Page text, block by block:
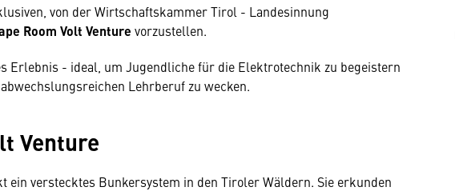
von der Wirtschaftskammer Tirol - Landesinnung
Room Volt Venture vorzustellen.
Erlebnis - ideal, um Jugendliche für die Elektrotechnik zu begeistern
Lehrberuf zu wecken.
Venture
ein verstecktes Bunkersystem in den Tiroler Wäldern. Sie erkunden